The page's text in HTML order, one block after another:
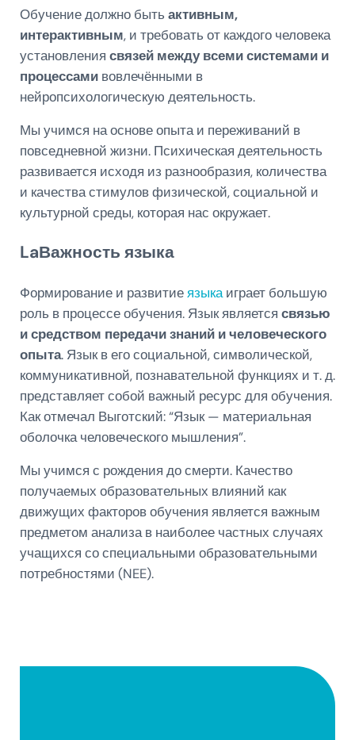
Обучение должно быть активным,
интерактивным, и требовать от каждого человека
установления связей между всеми системами и
процессамивовлечёнными в
нейропсихологическую деятельность.
Мы учимся на основе опыта и переживаний в
повседневной жизни. Психическая деятельность
развивается исходя из разнообразия, количества
и качества стимулов физической, социальной и
культурной среды, которая нас окружает.
LaВажность языка
Формирование и развитиеязыкаиграет большую
роль в процессе обучения. Язык является связью
и средством передачи знаний и человеческого
опыта. Язык в его социальной, символической,
коммуникативной, познавательной функциях и т. д.
представляет собой важный ресурс для обучения.
Как отмечал Выготский: “Язык — материальная
оболочка человеческого мышления”.
Мы учимся с рождения до смерти. Качество
получаемых образовательных влияний как
движущих факторов обучения является важным
предметом анализа в наиболее частных случаях
учащихся со специальными образовательными
потребностями (NEE).